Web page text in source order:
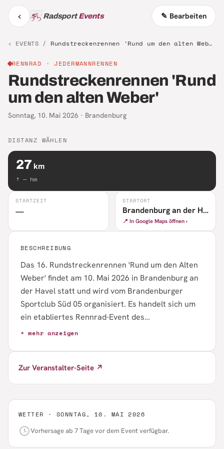
‹ RadsportEvents ✎ Bearbeiten
‹ EVENTS / Rundstreckenrennen 'Rund um den alten Weber'
RENNRAD · JEDERMANNRENNEN
Rundstreckenrennen 'Rund
um den alten Weber'
Sonntag, 10. Mai 2026 · Brandenburg
STARTZEIT
—
STARTORT
Brandenburg an der Havel
📍 In Google Maps öffnen ›
DISTANZ WÄHLEN
27 km
↑ —hm
BESCHREIBUNG
Das 16. Rundstreckenrennen 'Rund um den Alten
Weber' findet am 10. Mai 2026 in Brandenburg an
der Havel statt und wird vom Brandenburger
Sportclub Süd 05 organisiert. Es handelt sich um
ein etabliertes Rennrad-Event des
traditionsreichen Vereins mit über 120 Jahren
der Detailseite verfügbar.
+ mehr anzeigen
Zur Veranstalter-Seite ↗
WETTER · SONNTAG, 10. MAI 2026
Vorhersage ab 7 Tage vor dem Event verfügbar.